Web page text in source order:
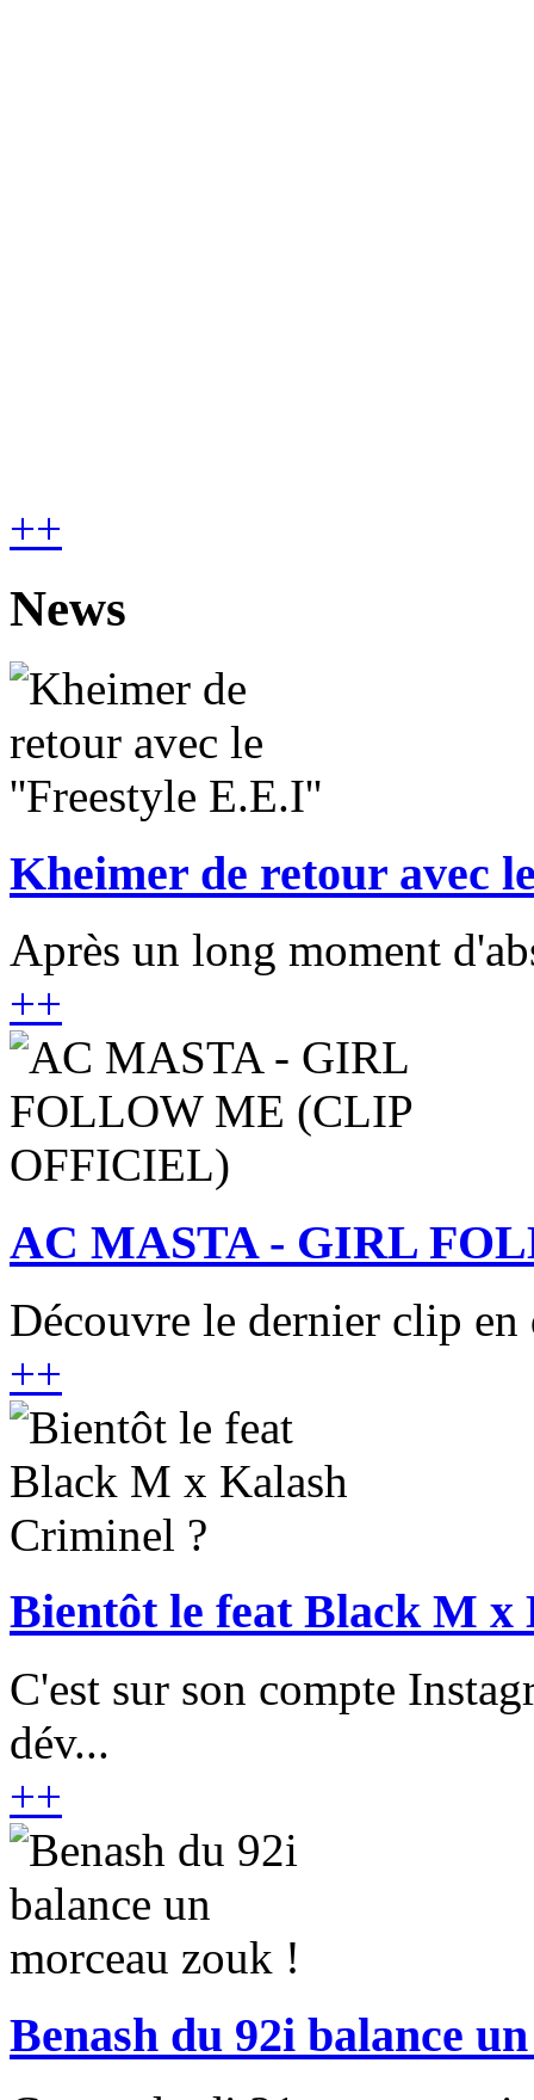
++
News
Kheimer de retour avec
Après un long moment
++
AC MASTA - GIRL
Découvre le dernier clip
++
Bientôt le feat Black M
C'est sur son compte
dév...
++
Benash du 92i balance